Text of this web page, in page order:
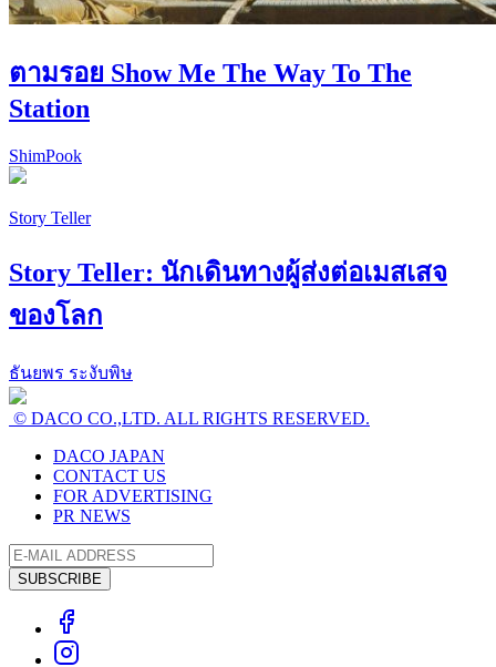
ตามรอย Show Me The Way To The
Station
ShimPook
Story Teller
Story Teller: นักเดินทางผู้ส่งต่อเมสเสจ
ของโลก
ธันยพร ระงับพิษ
© DACO CO.,LTD. ALL RIGHTS RESERVED.
DACO JAPAN
CONTACT US
FOR ADVERTISING
PR NEWS